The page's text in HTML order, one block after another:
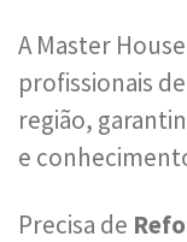
A Master
profissionais de
região,
e
Precisa de